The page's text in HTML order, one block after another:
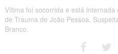
Vítima foi socorrida e está
de Trauma de João Pessoa.
Branco.